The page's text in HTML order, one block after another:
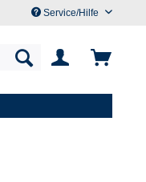
Service/Hilfe